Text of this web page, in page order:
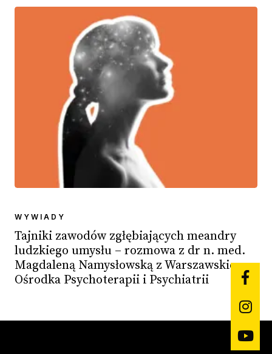
WYWIADY
Tajniki zawodów zgłębiających meandry
ludzkiego umysłu – rozmowa z dr n. med.
Magdaleną Namysłowską z Warszawskiego
Ośrodka Psychoterapii i Psychiatrii